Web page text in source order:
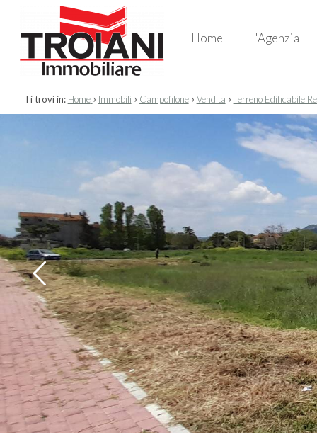
Home L'Agenzia
Ti trovi in: Home › Immobili › Campofilone › Vendita › Terreno Edificabile